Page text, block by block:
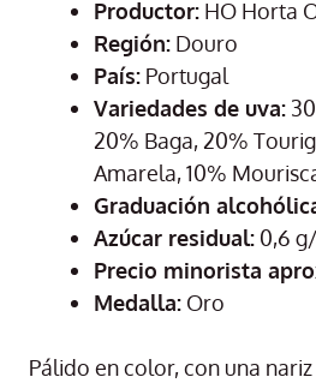
Productor: HO Horta
Región: Douro
País: Portugal
Variedades de uva:
20% Baga, 20%
Amarela, 10%
Graduación
Azúcar residual: 0,6
Precio minorista
Medalla: Oro
Pálido en color, con una